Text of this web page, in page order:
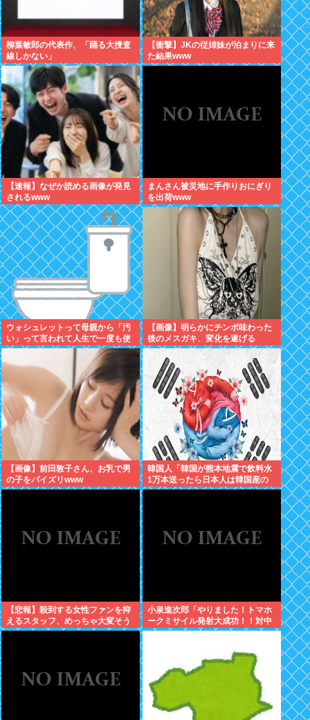
柳葉敏郎の代表作、「踊る大捜査
線しかない」
【衝撃】JKの従姉妹が泊まりに来
た結果www
【速報】なぜか読める画像が発見
されるwww
まんさん被災地に手作りおにぎり
を出荷www
ウォシュレットって母親から「汚
い」って言われて人生で一度も使
ってなかった...
【画像】明らかにチンポ味わった
後のメスガキ、変化を遂げる
【画像】前田敦子さん、お乳で男
の子をパイズリwww
韓国人「韓国が熊本地震で飲料水
1万本送ったら日本人は韓国産の
水は〇〇だと言いました」
【悲報】殺到する女性ファンを抑
えるスタッフ、めっちゃ大変そう
www
小泉進次郎「やりました！トマホ
ークミサイル発射大成功！！対中
朝露への防衛力を強化してます